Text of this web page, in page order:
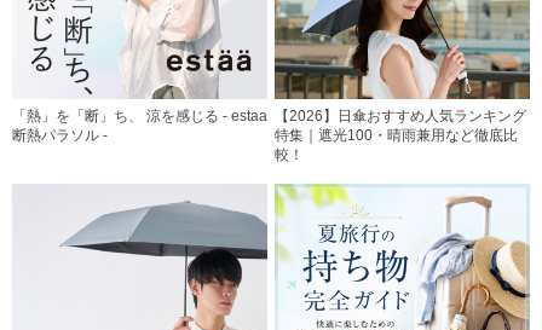
「熱」を「断」ち、 涼を感じる - estaa
断熱パラソル -
【2026】日傘おすすめ人気ランキング
特集｜遮光100・晴雨兼用など徹底比
較！